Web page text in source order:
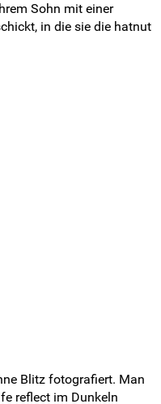
Sohn mit einer
in die sie die hatnut
Blitz fotografiert. Man
reflect im Dunkeln